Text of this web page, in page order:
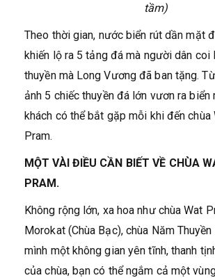
tầm)
Theo thời gian, nước biển rút dần mặt
khiến lộ ra 5 tảng đá mà người dân coi
thuyền mà Long Vương đã ban tặng.
ảnh 5 chiếc thuyền đá lớn vươn ra biển
khách có thể bắt gặp mỗi khi đến chùa
Pram.
MỘT VÀI ĐIỀU CẦN BIẾT VỀ CHÙA
PRAM.
Không rộng lớn, xa hoa như chùa Wat
Morokat (Chùa Bạc), chùa Năm
mình một không gian yên tĩnh, thanh
của chùa, bạn có thể ngắm cả một